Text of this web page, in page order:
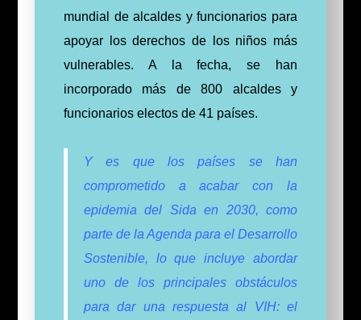
mundial de alcaldes y funcionarios para
apoyar los derechos de los niños más
vulnerables. A la fecha, se han
incorporado más de 800 alcaldes y
funcionarios electos de 41 países.
Y es que los países se han
comprometido a acabar con la
epidemia del Sida en 2030, como
parte de la Agenda para el Desarrollo
Sostenible, lo que incluye abordar
uno de los principales obstáculos
para dar una respuesta al VIH: el